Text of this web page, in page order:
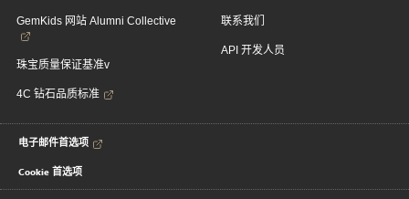
GemKids 网站 Alumni Collective
珠宝质量保证基准v
4C 钻石品质标准
联系我们
API 开发人员
电子邮件首选项
Cookie 首选项